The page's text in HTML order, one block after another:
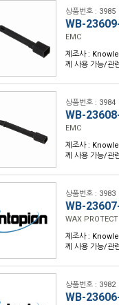
상품번호 : 3985
WB-
EMC
제조사 :
께 사용 가능/관
상품번호 : 3984
WB-
EMC
제조사 :
께 사용 가능/관
상품번호 : 3983
WB-
WAX
제조사 :
께 사용 가능/관
상품번호 : 3982
WB-